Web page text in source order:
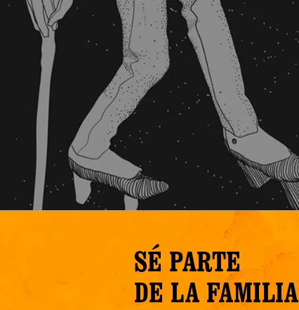
SÉ PARTE
DE LA FAMILIA